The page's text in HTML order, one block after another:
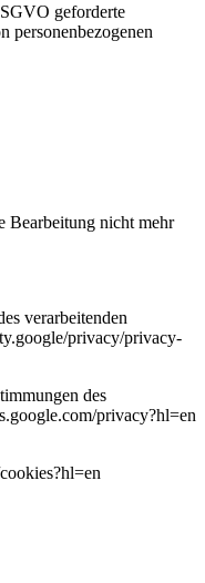
geforderte
personenbezogenen
Bearbeitung nicht mehr
verarbeitenden
privacy/privacy-
des
privacy?hl=en